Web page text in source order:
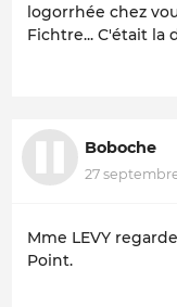
logorrhée chez
Fichtre... C'était la
Boboche
27
Mme LEVY
Point.